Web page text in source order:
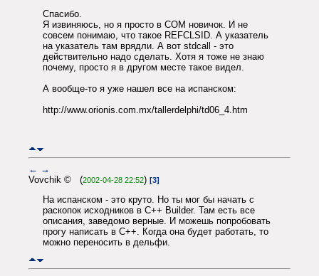
Спасибо.
Я извиняюсь, но я просто в COM новичок. И не
совсем понимаю, что такое REFCLSID. А указатель
на указатель там врядли. А вот stdcall - это
действительно надо сделать. Хотя я тоже не знаю
почему, просто я в другом месте такое видел.
А вообще-то я уже нашел все на испанском:
http://www.orionis.com.mx/tallerdelphi/td06_4.htm
← →
Vovchik © (2002-04-28 22:52) [3]
На испанском - это круто. Но ты мог бы начать с
раскопок исходников в C++ Builder. Там есть все
описания, заведомо верные. И можешь попробовать
прогу написать в С++. Когда она будет работать, то
можно переносить в дельфи.